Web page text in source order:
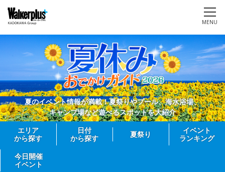
MENU
夏のイベント情報が満載！夏祭りやプール、海水浴場、
キャンプ場など遊べるスポットを大紹介
エリア
から探す
日付
から探す
夏祭り
イベント
ランキング
今日開催
イベント